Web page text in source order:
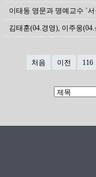
이태동 영문과 명예교수 `
김태훈(04.경영), 이주웅
처음 이전 116